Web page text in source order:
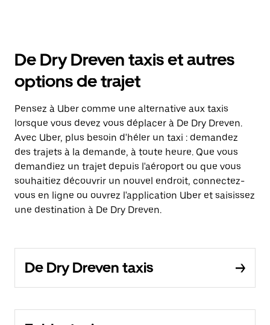
De Dry Dreven taxis et autres
options de trajet
Pensez à Uber comme une alternative aux taxis
lorsque vous devez vous déplacer à De Dry Dreven.
Avec Uber, plus besoin d'héler un taxi : demandez
des trajets à la demande, à toute heure. Que vous
demandiez un trajet depuis l'aéroport ou que vous
souhaitiez découvrir un nouvel endroit, connectez-
vous en ligne ou ouvrez l'application Uber et saisissez
une destination à De Dry Dreven.
De Dry Dreven taxis